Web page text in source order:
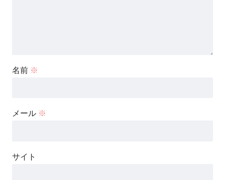
名前 ※
メール ※
サイト